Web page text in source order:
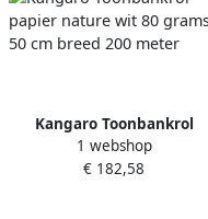
Kangaro Toonbankrol
papier nature wit 80 grams
50 cm breed 200 meter
1 webshop
€ 182,58